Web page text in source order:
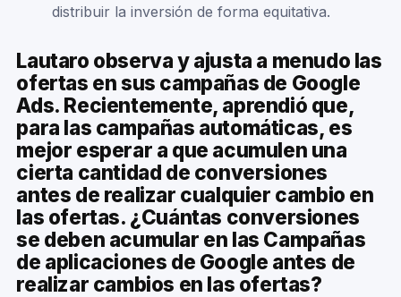
distribuir la inversión de forma equitativa.
Lautaro observa y ajusta a menudo las
ofertas en sus campañas de Google
Ads. Recientemente, aprendió que,
para las campañas automáticas, es
mejor esperar a que acumulen una
cierta cantidad de conversiones
antes de realizar cualquier cambio en
las ofertas. ¿Cuántas conversiones
se deben acumular en las Campañas
de aplicaciones de Google antes de
realizar cambios en las ofertas?